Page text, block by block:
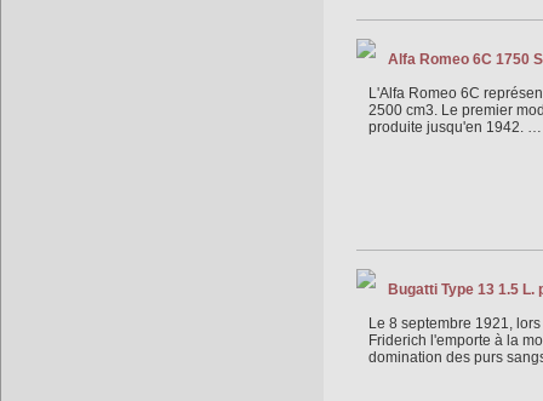
Alfa Romeo 6C 1750
L'Alfa Romeo 6C
2500 cm3. Le premier
produite jusqu'en 1942. …
Bugatti Type 13 1.5
Le 8 septembre 1921,
Friderich l'emporte à la
domination des purs